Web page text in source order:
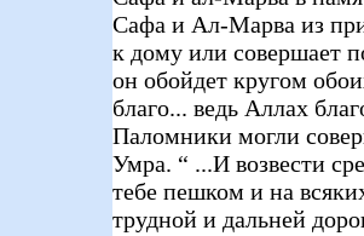
Сафа и Ал-Марва из
к дому или совершает
он обойдет кругом
благо... ведь Аллах
Паломники могли
Умра. “ ...И возвести
тебе пешком и на
трудной и дальней